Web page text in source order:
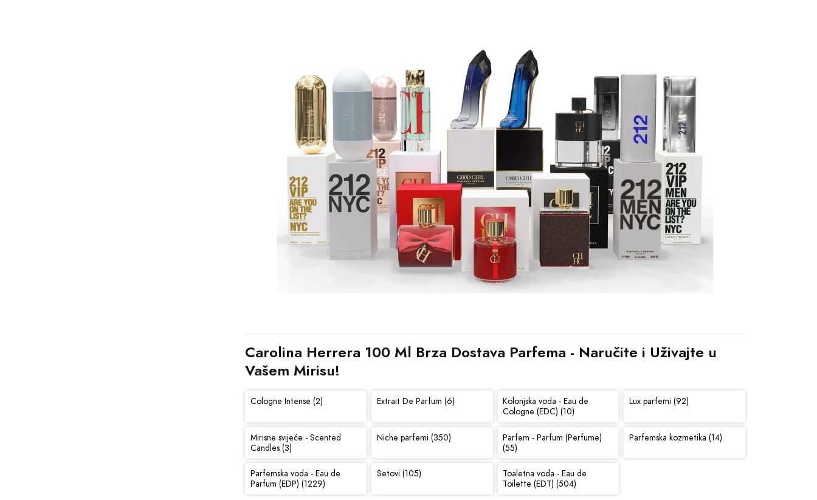
Carolina Herrera 100 Ml Brza Dostava Parfema - Naručite i Uživajte u
Vašem Mirisu!
Cologne Intense (2) Extrait De Parfum (6)
Kolonjska voda - Eau de
Cologne (EDC) (10)
Lux parfemi (92)
Mirisne svijeće - Scented
Candles (3)
Niche parfemi (350)
Parfem - Parfum (Perfume)
(55)
Parfemska kozmetika (14)
Parfemska voda - Eau de
Parfum (EDP) (1229)
Setovi (105)
Toaletna voda - Eau de
Toilette (EDT) (504)